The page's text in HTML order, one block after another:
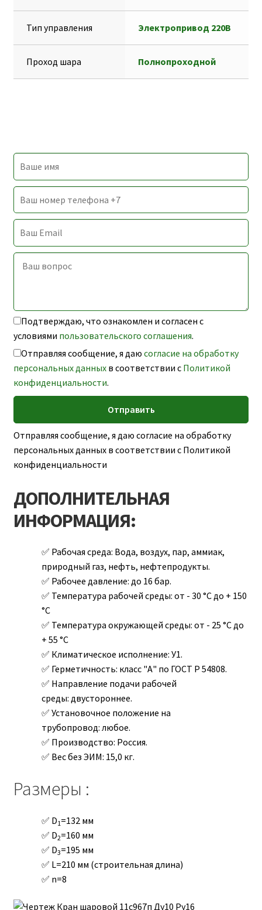
Тип управления Электропривод 220В
Проход шара Полнопроходной
Подтверждаю, что ознакомлен и согласен с
условиями пользовательского соглашения.
Отправляя сообщение, я даю согласие на обработку
персональных данныхв соответствии с Политикой
конфиденциальности.
Отправляя сообщение, я даю согласие на обработку
персональных данных в соответствии с Политикой
конфиденциальности
ДОПОЛНИТЕЛЬНАЯ
ИНФОРМАЦИЯ:
Рабочая среда: Вода, воздух, пар, аммиак,
природный газ, нефть, нефтепродукты.
Рабочее давление: до 16 бар.
Температура рабочей среды: от - 30 °С до + 150
°С
Температура окружающей среды: от - 25 °С до
+ 55 °С
Климатическое исполнение: У1.
Герметичность: класс "А" по ГОСТ Р 54808.
Направление подачи рабочей
среды: двустороннее.
Установочное положение на
трубопровод: любое.
Производство: Россия.
Вес без ЭИМ: 15,0 кг.
Размеры :
D1 =132 мм
D2=160 мм
D3=195 мм
L=210 мм (строительная длина)
n=8